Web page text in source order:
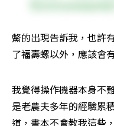
鱉的出現告訴我，也許
了福壽螺以外，應該會
我覺得操作機器本身不
是老農夫多年的經驗累
道，書本不會教我這些